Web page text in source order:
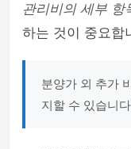
관리비의 세부 항
하는 것이 중요합
분양가 외 추가
지할 수 있습니